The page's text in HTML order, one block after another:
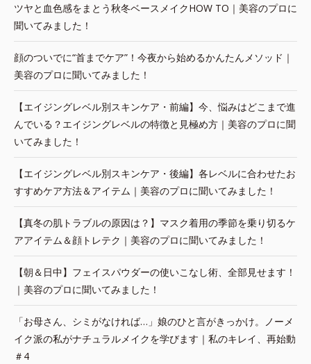
ツヤと血色感をまとう秋冬ベースメイクHOW TO｜美容のプロに
聞いてみました！
顔のついでに“首までケア”！今夜から始めるかんたんメソッド｜
美容のプロに聞いてみました！
【エイジングレベル別スキンケア・前編】今、悩みはどこまで進
んでいる？エイジングレベルの特徴と見極め方｜美容のプロに聞
いてみました！
【エイジングレベル別スキンケア・後編】各レベルに合わせたお
すすめケア方法＆アイテム｜美容のプロに聞いてみました！
【真冬の肌トラブルの原因は？】マスク着用の季節を乗り切るケ
アアイテム＆顔トレテク｜美容のプロに聞いてみました！
【朝＆日中】フェイスパウダーの使いこなし術、全部見せます！
｜美容のプロに聞いてみました！
「お母さん、シミがなければ…」娘のひと言がきっかけ。ノーメ
イク派の私がナチュラルメイクを学びます｜私のキレイ、再始動
＃4